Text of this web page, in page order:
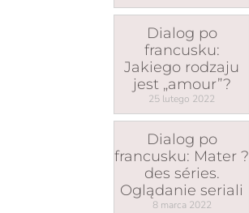
Dialog po
francusku:
Jakiego rodzaju
jest „amour”?
25 lutego 2022
Dialog po
francusku: Mater ?
des séries.
Oglądanie seriali
8 marca 2022